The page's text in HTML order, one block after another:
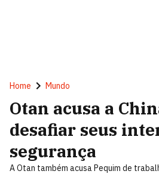
Home Mundo
Otan acusa a
desafiar seus
segurança
A Otan também acusa Pequim de